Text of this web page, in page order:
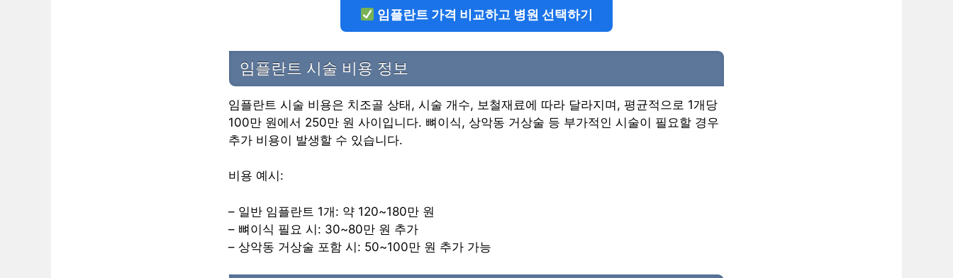
임플란트 가격 비교하고 병원 선택하기
임플란트 시술 비용 정보
임플란트 시술 비용은 치조골 상태, 시술 개수, 보철재료에 따라 달라지며, 평균적으로 1개당
100만 원에서 250만 원 사이입니다. 뼈이식, 상악동 거상술 등 부가적인 시술이 필요할 경우
추가 비용이 발생할 수 있습니다.
비용 예시:
– 일반 임플란트 1개: 약 120~180만 원
– 뼈이식 필요 시: 30~80만 원 추가
– 상악동 거상술 포함 시: 50~100만 원 추가 가능